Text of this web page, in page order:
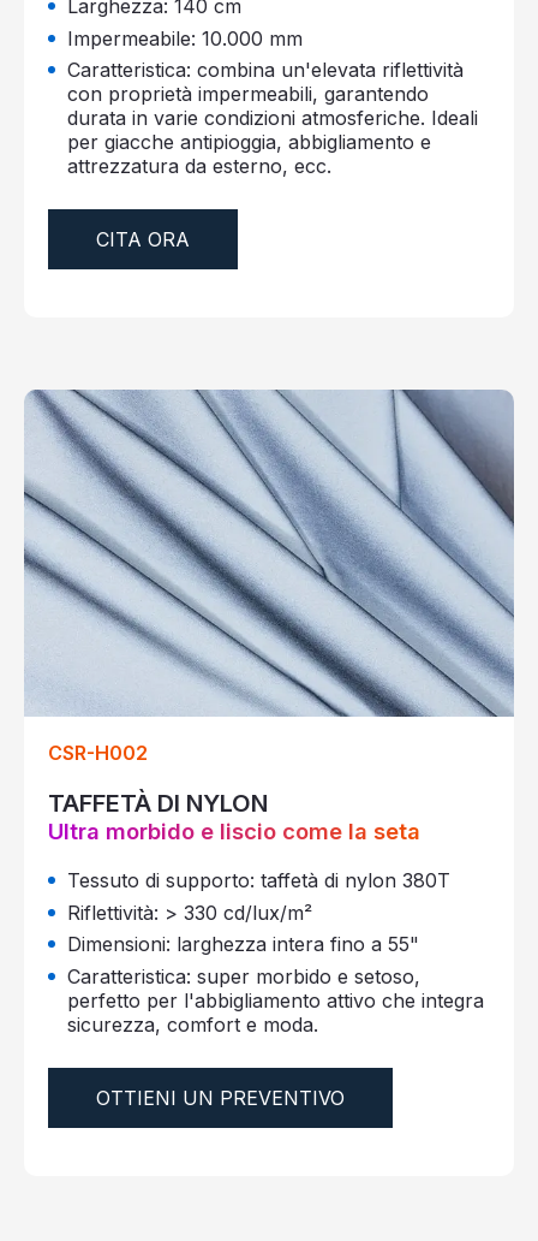
Larghezza: 140 cm
Impermeabile: 10.000 mm
Caratteristica: combina un'elevata riflettività
con proprietà impermeabili, garantendo
durata in varie condizioni atmosferiche. Ideali
per giacche antipioggia, abbigliamento e
attrezzatura da esterno, ecc.
CITA ORA
CSR-H002
TAFFETÀ DI NYLON
Ultra morbido e liscio come la seta
Tessuto di supporto: taffetà di nylon 380T
Riflettività: > 330 cd/lux/m²
Dimensioni: larghezza intera fino a 55"
Caratteristica: super morbido e setoso,
perfetto per l'abbigliamento attivo che integra
sicurezza, comfort e moda.
OTTIENI UN PREVENTIVO